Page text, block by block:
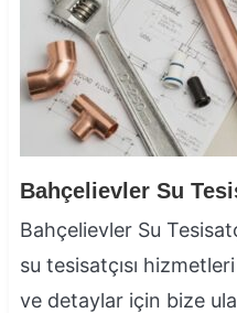
Bahçelievler Su
Bahçelievler Su
su tesisatçısı
ve detaylar için bize